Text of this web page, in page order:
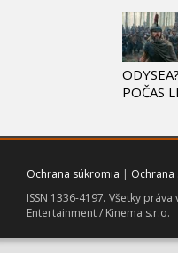
POČAS
Ochrana súkromia |
ISSN 1336-4197. Všetky práva
Entertainment / Kinema s.r.o.